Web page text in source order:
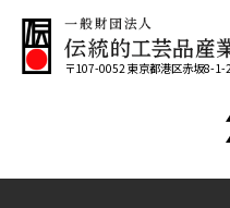
〒107-0052 東京都港区赤坂8-1-